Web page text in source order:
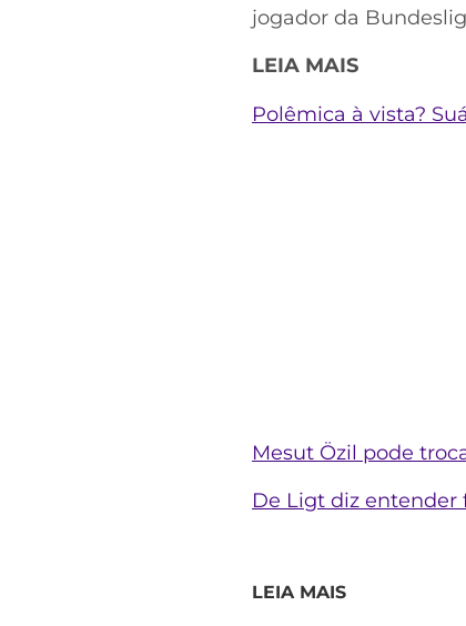
jogador da
LEIA MAIS
Polêmica à vista?
Mesut Özil pode
De Ligt diz entender
LEIA MAIS